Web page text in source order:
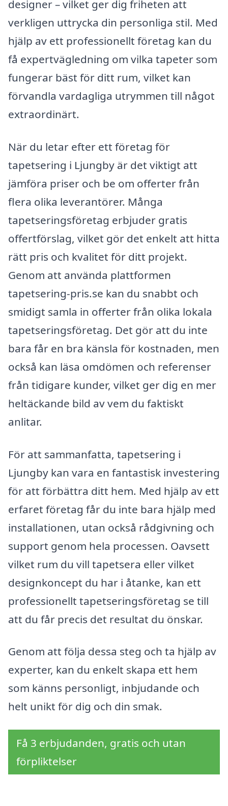
designer – vilket ger dig friheten att
verkligen uttrycka din personliga stil. Med
hjälp av ett professionellt företag kan du
få expertvägledning om vilka tapeter som
fungerar bäst för ditt rum, vilket kan
förvandla vardagliga utrymmen till något
extraordinärt.
När du letar efter ett företag för
tapetsering i Ljungby är det viktigt att
jämföra priser och be om offerter från
flera olika leverantörer. Många
tapetseringsföretag erbjuder gratis
offertförslag, vilket gör det enkelt att hitta
rätt pris och kvalitet för ditt projekt.
Genom att använda plattformen
tapetsering-pris.se kan du snabbt och
smidigt samla in offerter från olika lokala
tapetseringsföretag. Det gör att du inte
bara får en bra känsla för kostnaden, men
också kan läsa omdömen och referenser
från tidigare kunder, vilket ger dig en mer
heltäckande bild av vem du faktiskt
anlitar.
För att sammanfatta, tapetsering i
Ljungby kan vara en fantastisk investering
för att förbättra ditt hem. Med hjälp av ett
erfaret företag får du inte bara hjälp med
installationen, utan också rådgivning och
support genom hela processen. Oavsett
vilket rum du vill tapetsera eller vilket
designkoncept du har i åtanke, kan ett
professionellt tapetseringsföretag se till
att du får precis det resultat du önskar.
Genom att följa dessa steg och ta hjälp av
experter, kan du enkelt skapa ett hem
som känns personligt, inbjudande och
helt unikt för dig och din smak.
Få 3 erbjudanden, gratis och utan
förpliktelser